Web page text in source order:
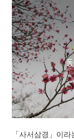
「사서삼경」이